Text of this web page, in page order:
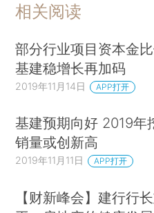
相关阅读
部分行业项目资本金
基建稳增长再加码
2019年11月14日 APP打开
基建预期向好 2019年
销量或创新高
2019年11月11日 APP打开
【财新峰会】建行行